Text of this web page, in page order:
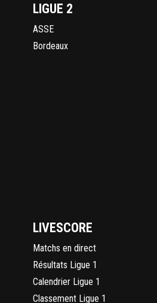
LIGUE 2
ASSE
Bordeaux
LIVESCORE
Matchs en direct
Résultats Ligue 1
Calendrier Ligue 1
Classement Ligue 1